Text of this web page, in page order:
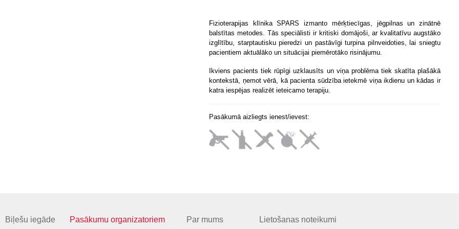
Fizioterapijas klīnika SPARS izmanto mērķtiecīgas, jēgpilnas un zinātnē
balstītas metodes. Tās speciālisti ir kritiski domājoši, ar kvalitatīvu augstāko
izglītību, starptautisku pieredzi un pastāvīgi turpina pilnveidoties, lai sniegtu
pacientiem aktuālāko un situācijai piemērotāko risinājumu.
Ikvienspacients tiek rūpīgi uzklausīts un viņa problēma tiek skatīta plašākā
kontekstā, ņemot vērā, kā pacienta sūdzība ietekmē viņa ikdienu un kādas ir
katra iespējas realizēt ieteicamo terapiju.
Pasākumā aizliegts ienest/ievest:
Biļešu iegāde Pasākumu organizatoriem Par mums Lietošanas noteikumi